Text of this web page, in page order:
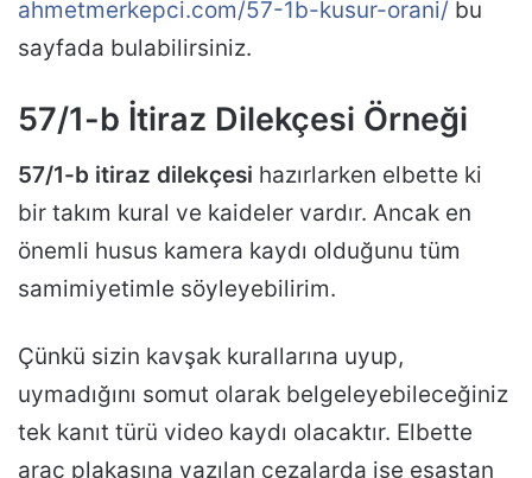
ahmetmerkepci.com/57-1b-kusur-orani/ bu
sayfada bulabilirsiniz.
57/1-b İtiraz Dilekçesi Örneği
57/1-b itiraz dilekçesi hazırlarken elbette ki
bir takım kural ve kaideler vardır. Ancak en
önemli husus kamera kaydı olduğunu tüm
samimiyetimle söyleyebilirim.
Çünkü sizin kavşak kurallarına uyup,
uymadığını somut olarak belgeleyebileceğiniz
tek kanıt türü video kaydı olacaktır. Elbette
araç plakasına yazılan cezalarda ise esastan